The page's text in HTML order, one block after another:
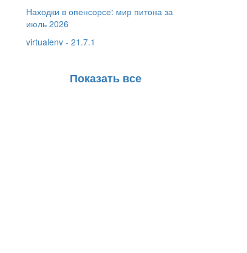
Находки в опенсорсе: мир питона за
июль 2026
virtualenv - 21.7.1
Показать все